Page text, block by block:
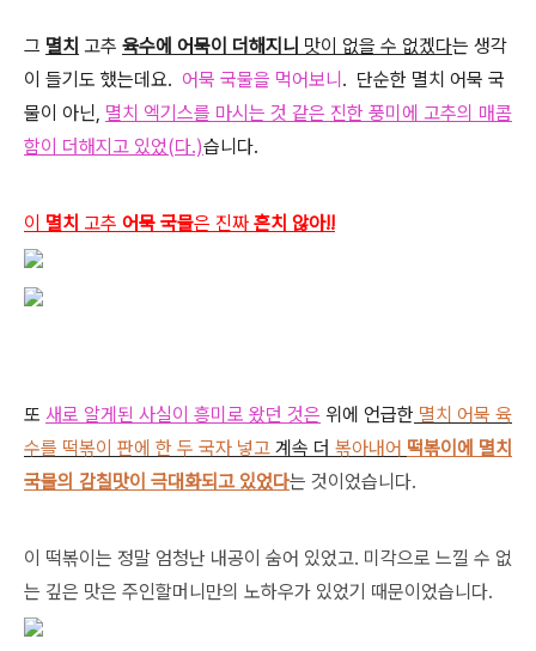
그 멸치 고추 육수에 어묵이 더해지니 맛이 없을 수 없겠다는 생각
이 들기도 했는데요. 어묵 국물을 먹어보니 . 단순한 멸치 어묵 국
물이 아닌, 멸치 엑기스를 마시는 것 같은 진한 풍미에 고추의 매콤
함이 더해지고 있었(다.)습니다.
이 멸치 고추 어묵 국물은 진짜 흔치 않아!!
또 새로 알게된 사실이 흥미로 왔던 것은 위에 언급한 멸치 어묵 육
수를 떡볶이 판에 한 두 국자 넣고 계속 더 볶아내어 떡볶이에 멸치
국물의 감칠맛이 극대화되고 있었다는 것이었습니다.
이 떡볶이는 정말 엄청난 내공이 숨어 있었고. 미각으로 느낄 수 없
는 깊은 맛은 주인할머니만의 노하우가 있었기 때문이었습니다.